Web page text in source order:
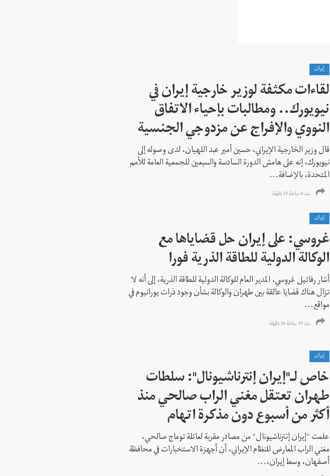
إيران
لقاءات مكثفة لوزير خارجية إيران في
نيويورك.. ومطالبات بإحياء الاتفاق
النووي والإفراج عن مزدوجي الجنسية
قال وزير الخارجية الإيراني، حسين أمير عبد اللهيان، لدى وصوله إلى
نيويورك، إنه على هامش الدورة السادسة والسبعين للجمعية العامة للأمم
المتحدة، بالإضافة...
منذ 4 ساعة 33 دقیقة
إيران
غروسي: على إيران حل قضاياها مع
الوكالة الدولية للطاقة الذرية فورا
أشار رفائيل غروسي، المدير العام للوكالة الدولية للطاقة الذرية، إلى أنه لا
تزال هناك قضايا عالقة بين طهران والوكالة بشأن وجود ذرات يورانيوم في
مواقع...
منذ 19 ساعة 30 دقیقة
إيران
خاص لـ"إيران إنترناشيونال": سلطات
طهران تعتقل مغني الراب صالحي منذ
أكثر من أسبوع دون مذكرة اتهام
علمت "إيران إنترناشيونال" من مصادر مقربة لعائلة توماج صالحي،
مغني الراب المعارض للنظام الإيراني، أن أجهزة الاستخبارات في محافظة
أصفهان، وسط إيران،...